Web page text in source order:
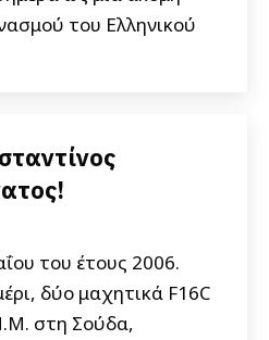
του Ελληνικού
του έτους 2006.
δύο μαχητικά F16C
στη Σούδα,